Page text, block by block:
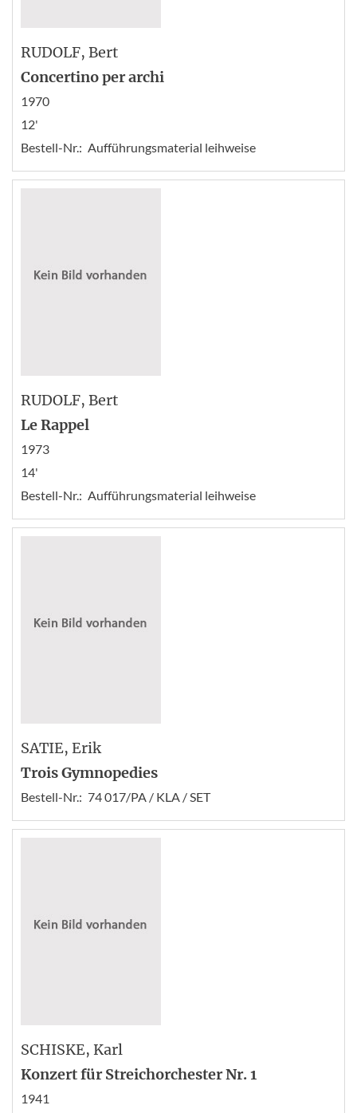
RUDOLF, Bert
Concertino per archi
1970
12'
Bestell-Nr.: Aufführungsmaterial leihweise
RUDOLF, Bert
Le Rappel
1973
14'
Bestell-Nr.: Aufführungsmaterial leihweise
SATIE, Erik
Trois Gymnopedies
Bestell-Nr.: 74 017/PA / KLA / SET
SCHISKE, Karl
Konzert für Streichorchester Nr. 1
1941